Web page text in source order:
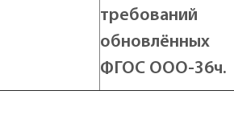
требований
обновлённых
ФГОС ООО-36ч.